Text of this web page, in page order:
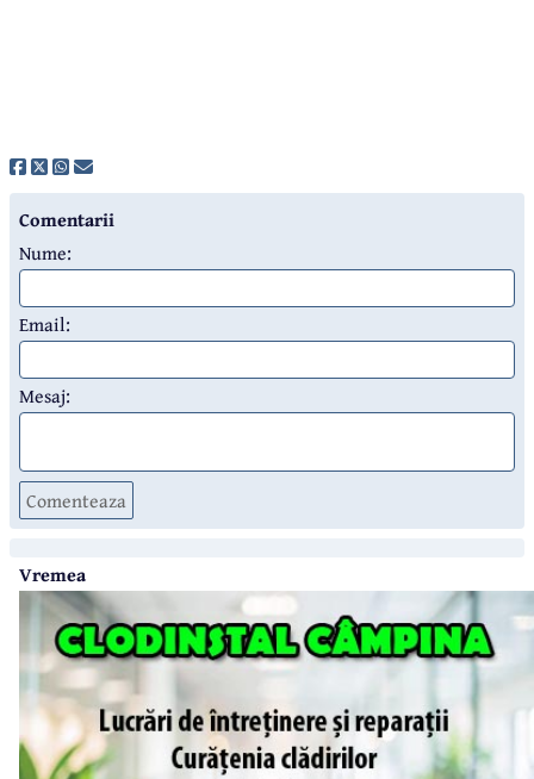
Comentarii
Nume:
Email:
Mesaj:
Comenteaza
Vremea